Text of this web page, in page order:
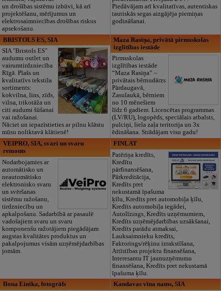
un drošības sistēmu izbūvi, kā arī
projektēšanu, mērījumus un
elektrosaimniecības drošības riskus
apsekošanu.
Piedāvājam arī kvalitatīvas, autentiskas
tautiskās segas aizgājēja piemiņas
godināšanai.
BRISTOLS ES, SIA
SIA "Bristols ES"
audumu outlet un
vairumtirdzniecība
Rīgā. Plašs un
kvalitatīvs tekstila
sortiments:
kokvilna, lins, zīds,
vilna, trikotāža un
citi audumi šūšanai
vai ražošanai.
Nāciet un iepazīstieties ar pilnu klāstu
mūsu noliktavā klātienē!
Maza Rasiņa, privātā pirmsskolas
izglītības iestāde
Pirmsskolas
izglītības iestāde
“Maza Rasiņa” –
privātais bērnudārzs
Pārdaugavā,
Zasulaukā, bērniem
no 10 mēnešiem
līdz 6 gadiem. Licencētas programmas
(LV/RU), logopēds, speciālais atbalsts,
pulciņi, liela zaļa teritorija un 3x
ēdināšana. Strādājam visu gadu!
VEIPRO, SIA, svari un svaru
remonts
Nodarbojamies ar
automātisko un
neautomātisko
elektronisko svaru
un svēršanas
sistēmu ražošanu,
tirdzniecību un
apkalpošanu. Sadarbībā ar pasaulē
vadošajiem svaru un svaru
komponenšu ražotājiem piegādājam
augstas kvalitātes produktus un
pakalpojumus visām uzņēmējdarbības
jomām.
FINLAT
Patēriņa kredīts,
Kredītu
pārfinansēšana,
Pārkreditācija,
Kredīts pret
nekustamā īpašuma
ķīlu, Kredīts pret automobiļa ķīlu,
Kredīts automobiļa iegādei,
Autolīzings, Kredīts uzņēmumiem,
Kredīts uzņēmējdarbības uzsākšanai,
Kredīts parādu atmaksai,
Lauksaimnieku kredīts,
Faktorings/rēķinu izrakstīšana,
Attīstības projektu finansēšana,
Interesantu IT jaunuzņēmumu
finansēšana, Kredīts pret nekustamā
īpašuma ķīlu.
Ilona Einika, fotogrāfs
Kandavas vīna nams, SIA